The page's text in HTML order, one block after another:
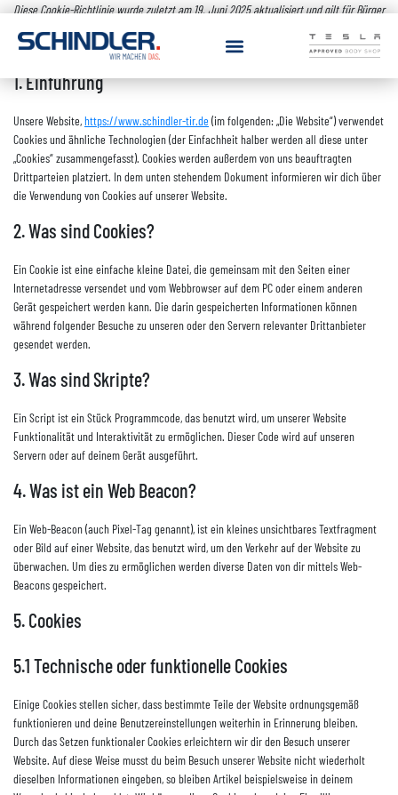
Diese Cookie-Richtlinie wurde zuletzt am 19. Juni 2025 aktualisiert und gilt für Bürger
Schweiz.
1. Einführung
Unsere Website,https://www.schindler-tir.de (im folgenden: „Die Website“) verwendet
Cookies und ähnliche Technologien (der Einfachheit halber werden all diese unter
„Cookies“ zusammengefasst). Cookies werden außerdem von uns beauftragten
Drittparteien platziert. In dem unten stehendem Dokument informieren wir dich über
die Verwendung von Cookies auf unserer Website.
2. Was sind Cookies?
Ein Cookie ist eine einfache kleine Datei, die gemeinsam mit den Seiten einer
Internetadresse versendet und vom Webbrowser auf dem PC oder einem anderen
Gerät gespeichert werden kann. Die darin gespeicherten Informationen können
während folgender Besuche zu unseren oder den Servern relevanter Drittanbieter
gesendet werden.
3. Was sind Skripte?
Ein Script ist ein Stück Programmcode, das benutzt wird, um unserer Website
Funktionalität und Interaktivität zu ermöglichen. Dieser Code wird auf unseren
Servern oder auf deinem Gerät ausgeführt.
4. Was ist ein Web Beacon?
Ein Web-Beacon (auch Pixel-Tag genannt), ist ein kleines unsichtbares Textfragment
oder Bild auf einer Website, das benutzt wird, um den Verkehr auf der Website zu
überwachen. Um dies zu ermöglichen werden diverse Daten von dir mittels Web-
Beacons gespeichert.
5. Cookies
5.1 Technische oder funktionelle Cookies
Einige Cookies stellen sicher, dass bestimmte Teile der Website ordnungsgemäß
funktionieren und deine Benutzereinstellungen weiterhin in Erinnerung bleiben.
Durch das Setzen funktionaler Cookies erleichtern wir dir den Besuch unserer
Website. Auf diese Weise musst du beim Besuch unserer Website nicht wiederholt
dieselben Informationen eingeben, so bleiben Artikel beispielsweise in deinem